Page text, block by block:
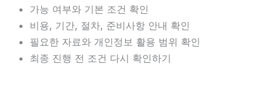
가능 여부와 기본 조건 확인
비용, 기간, 절차, 준비사항 안내 확인
필요한 자료와 개인정보 활용 범위 확인
최종 진행 전 조건 다시 확인하기